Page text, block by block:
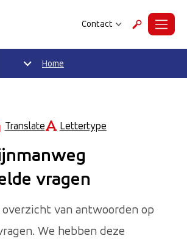
Contact ZoekenMenu
Home
Translate Lettertype
vragen
overzicht van antwoorden op
We hebben deze